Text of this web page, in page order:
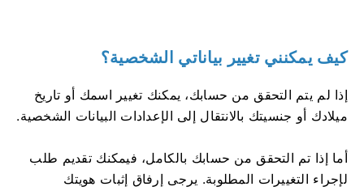
كيف يمكنني تغيير بياناتي الشخصية؟
إذا لم يتم التحقق من حسابك، يمكنك تغيير اسمك أو تاريخ
ميلادك أو جنسيتك بالانتقال إلى الإعدادات البيانات الشخصية.
أما إذا تم التحقق من حسابك بالكامل، فيمكنك تقديم طلب
لإجراء التغييرات المطلوبة. يرجى إرفاق إثبات هويتك